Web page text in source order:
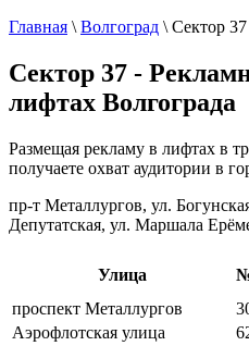
Главная \ Волгоград \ Сектор 37
Сектор 37 -
лифтах Волгограда
Размещая рекламу в лифтах в
получаете охват аудитории в
пр-т Металлургов, ул.
Депутатская, ул. Маршала
Улица
проспект Металлургов
Аэрофлотская улица